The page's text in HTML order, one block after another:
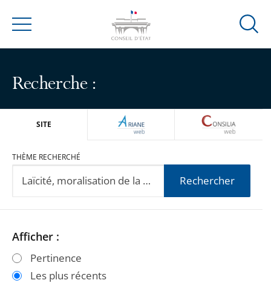
Menu
Ouvrir
Recherche :
SITE ARIANEWEB
THÈME RECHERCHÉ
Rechercher
Passer
les
filtres
Passer
les
filtres
Afficher :
Pertinence
Les plus récents